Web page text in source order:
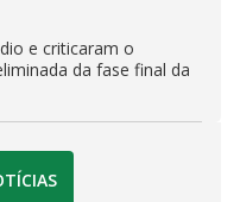
e criticaram o
da fase final da